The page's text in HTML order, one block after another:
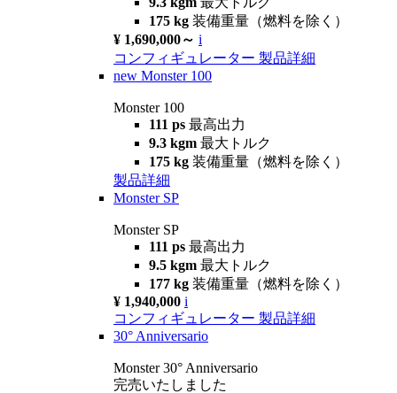
175 kg 装備重量（燃料を除く）
¥ 1,690,000～ i
コンフィギュレーター 製品詳細
new Monster 100
Monster 100
111 ps 最高出力
9.3 kgm 最大トルク
175 kg 装備重量（燃料を除く）
製品詳細
Monster SP
Monster SP
111 ps 最高出力
9.5 kgm 最大トルク
177 kg 装備重量（燃料を除く）
¥ 1,940,000 i
コンフィギュレーター 製品詳細
30° Anniversario
Monster 30° Anniversario
完売いたしました